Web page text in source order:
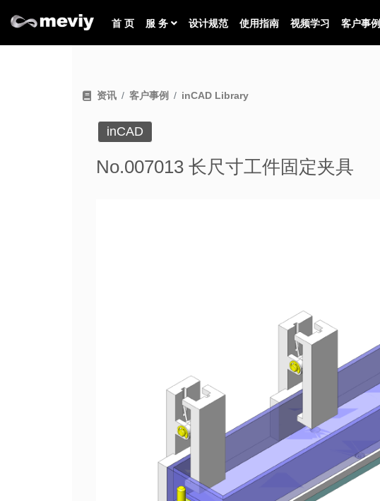
首 页 服 务 设计规范 使用指南 视频学习 客户事例
资讯 客户事例 inCAD Library
inCAD
No.007013 长尺寸工件固定夹具